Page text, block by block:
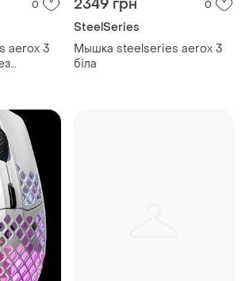
0
aerox 3
2349 грн 0
SteelSeries
Мышка steelseries aerox 3
біла